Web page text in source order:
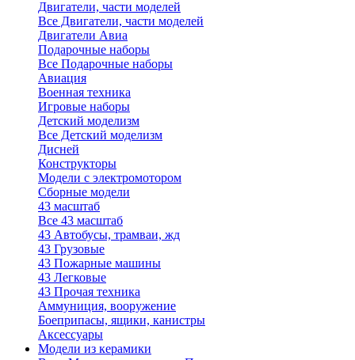
Двигатели, части моделей
Все Двигатели, части моделей
Двигатели Авиа
Подарочные наборы
Все Подарочные наборы
Авиация
Военная техника
Игровые наборы
Детский моделизм
Все Детский моделизм
Дисней
Конструкторы
Модели с электромотором
Сборные модели
43 масштаб
Все 43 масштаб
43 Автобусы, трамваи, жд
43 Грузовые
43 Пожарные машины
43 Легковые
43 Прочая техника
Аммуниция, вооружение
Боеприпасы, ящики, канистры
Аксессуары
Модели из керамики